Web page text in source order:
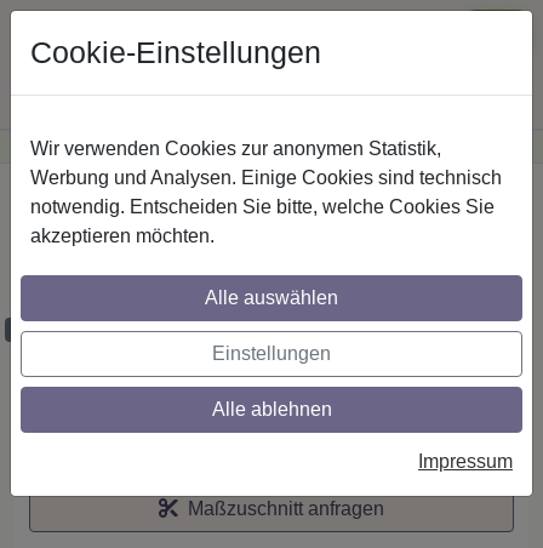
Günstige Versandkosteninnerhalb Österreichs· Sichere Zahlung
Startseite
Stilg. 16 mm 1-lfg. Adrian Geo 260 cm
Schwarz/Nussbaum
Maßzuschnitt möglich
Maßzuschnitt anfragen
Cookie-Einstellungen
Wir verwenden Cookies zur anonymen Statistik,
Werbung und Analysen. Einige Cookies sind technisch
notwendig. Entscheiden Sie bitte, welche Cookies Sie
akzeptieren möchten.
Alle auswählen
Einstellungen
Alle ablehnen
Impressum